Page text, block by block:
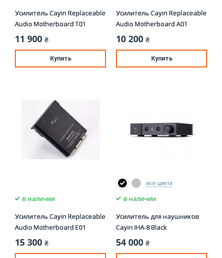
Усилитель Cayin Replaceable
Audio Motherboard T01
11 900 ₴
Купить
Усилитель Cayin Replaceable
Audio Motherboard A01
10 200 ₴
Купить
в наличии
Усилитель Cayin Replaceable
Audio Motherboard E01
15 300 ₴
все цвета
в наличии
Усилитель для наушников
Cayin IHA-8 Black
54 000 ₴